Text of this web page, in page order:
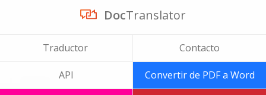
DocTranslator
Traductor Contacto
API Convertir de PDF a Word